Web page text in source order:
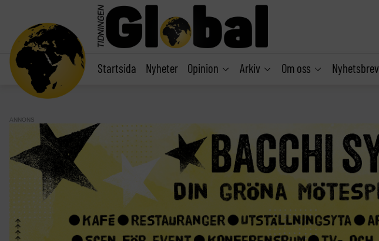
Startsida Nyheter Opinion Arkiv Om oss Nyhetsbrev
ANNONS